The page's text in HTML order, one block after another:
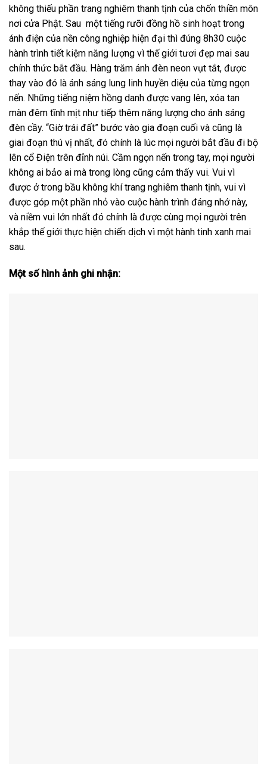
không thiếu phần trang nghiêm thanh tịnh của chốn thiền môn
nơi cửa Phật. Sau một tiếng rưỡi đồng hồ sinh hoạt trong
ánh điện của nền công nghiệp hiện đại thì đúng 8h30 cuộc
hành trình tiết kiệm năng lượng vì thế giới tươi đẹp mai sau
chính thức bắt đầu. Hàng trăm ánh đèn neon vụt tắt, được
thay vào đó là ánh sáng lung linh huyền diệu của từng ngọn
nến. Những tiếng niệm hồng danh được vang lên, xóa tan
màn đêm tĩnh mịt như tiếp thêm năng lượng cho ánh sáng
đèn cầy. “Giờ trái đất” bước vào gia đoạn cuối và cũng là
giai đoạn thú vị nhất, đó chính là lúc mọi người bắt đầu đi bộ
lên cổ Điện trên đỉnh núi. Cầm ngọn nến trong tay, mọi người
không ai bảo ai mà trong lòng cũng cảm thấy vui. Vui vì
được ở trong bầu không khí trang nghiêm thanh tịnh, vui vì
được góp một phần nhỏ vào cuộc hành trình đáng nhớ này,
và niềm vui lớn nhất đó chính là được cùng mọi người trên
khắp thế giới thực hiện chiến dịch vì một hành tinh xanh mai
sau.
Một số hình ảnh ghi nhận: